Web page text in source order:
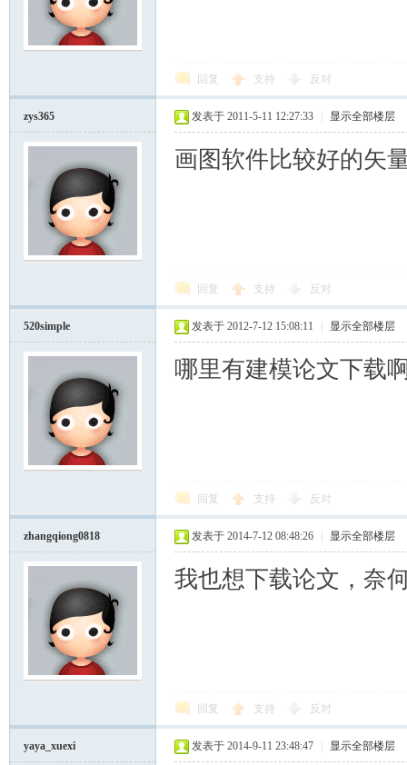
回复 支持 反对
zys365 发表于 2011-5-11 12:27:33 显示全部楼层
画图软件比较好的矢
回复 支持 反对
520simple 发表于 2012-7-12 15:08:11 显示全部楼层
哪里有建模论文下载
回复 支持 反对
zhangqiong0818 发表于 2014-7-12 08:48:26 显示全部楼层
我也想下载论文，奈
回复 支持 反对
yaya_xuexi 发表于 2014-9-11 23:48:47 显示全部楼层